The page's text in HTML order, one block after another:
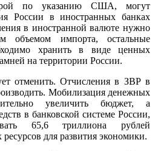
по указанию США, могут
России в иностранных банках
в иностранной валюте нужно
объемом импорта, остальные
хранить в виде ценных
на территории России.
отменить. Отчисления в ЗВР в
Мобилизация денежных
увеличить бюджет, а
в банковской системе России,
65,6 триллиона рублей
для развития экономики.